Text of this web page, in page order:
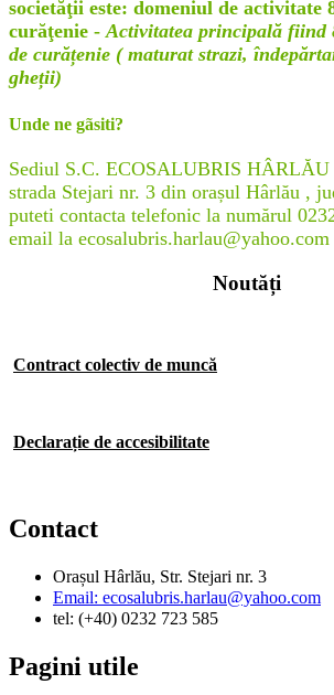
societăţii este: domeniul de activitate
curăţenie -Activitatea principală fiind
de curățenie ( maturat strazi,
gheții)
Unde ne gãsiti?
Sediul S.C. ECOSALUBRIS HÂRLĂU
strada Stejari nr. 3 din orașul Hârlău ,
puteti contacta telefonic la numărul
email la ecosalubris.harlau@yahoo.com
Noutăți
Contract colectiv de muncă
Declarație de accesibilitate
Contact
Orașul Hârlău, Str. Stejari nr. 3
Email: ecosalubris.harlau@yahoo.com
tel: (+40) 0232 723 585
Pagini utile